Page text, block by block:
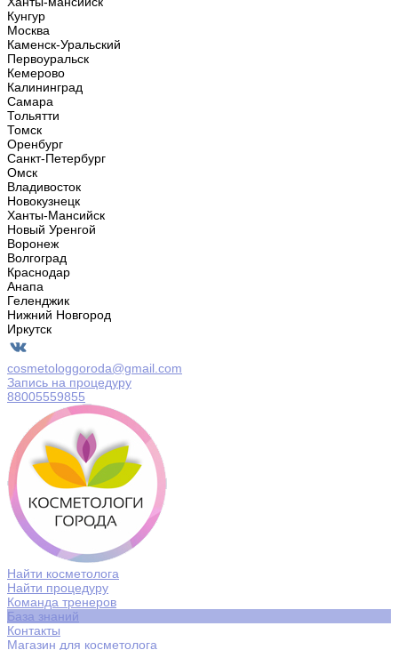
Кунгур
Москва
Каменск-Уральский
Первоуральск
Кемерово
Калининград
Самара
Тольятти
Томск
Оренбург
Санкт-Петербург
Омск
Владивосток
Новокузнецк
Ханты-Мансийск
Новый Уренгой
Воронеж
Волгоград
Краснодар
Анапа
Геленджик
Нижний Новгород
Иркутск
cosmetologgoroda@gmail.com
Запись на процедуру
88005559855
Найти косметолога
Найти процедуру
Команда тренеров
База знаний
Контакты
Магазин для косметолога